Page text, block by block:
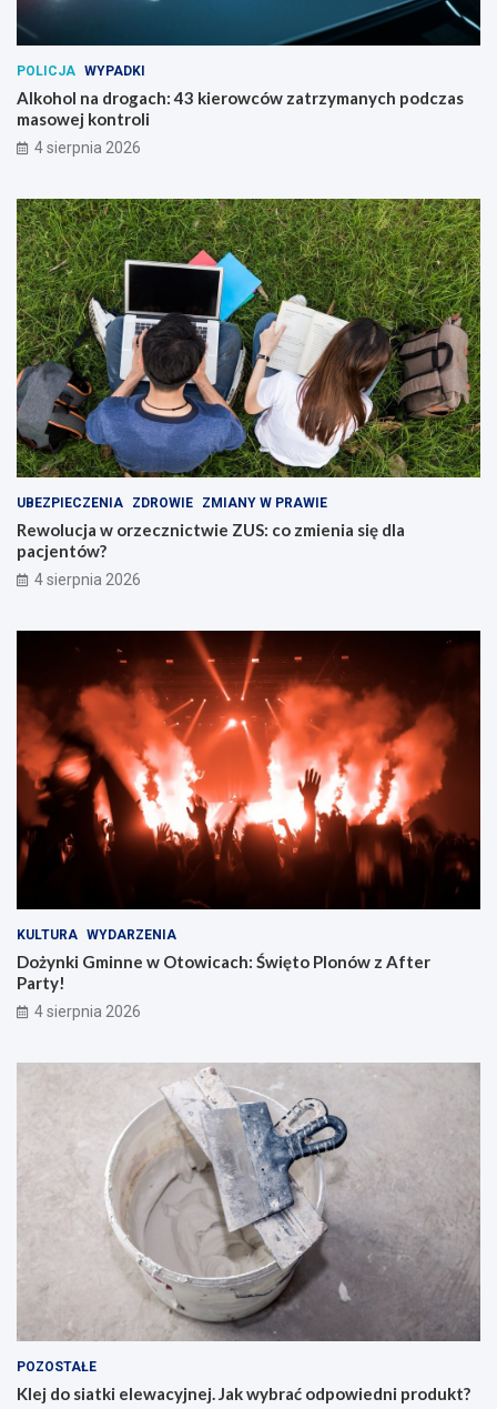
POLICJA WYPADKI
Alkohol na drogach: 43 kierowców zatrzymanych podczas
masowej kontroli
4 sierpnia 2026
UBEZPIECZENIA ZDROWIE ZMIANY W PRAWIE
Rewolucja w orzecznictwie ZUS: co zmienia się dla
pacjentów?
4 sierpnia 2026
KULTURA WYDARZENIA
Dożynki Gminne w Otowicach: Święto Plonów z After
Party!
4 sierpnia 2026
POZOSTAŁE
Klej do siatki elewacyjnej. Jak wybrać odpowiedni produkt?